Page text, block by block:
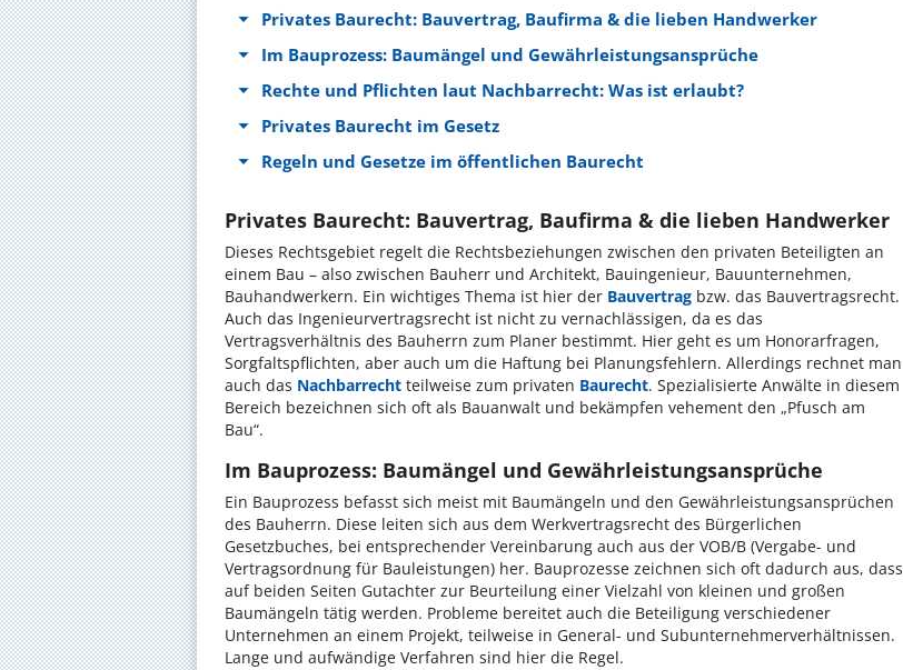
Privates Baurecht: Bauvertrag, Baufirma & die lieben Handwerker
Im Bauprozess: Baumängel und Gewährleistungsansprüche
Rechte und Pflichten laut Nachbarrecht: Was ist erlaubt?
Privates Baurecht im Gesetz
Regeln und Gesetze im öffentlichen Baurecht
Privates Baurecht: Bauvertrag, Baufirma & die lieben Handwerker
Dieses Rechtsgebiet regelt die Rechtsbeziehungen zwischen den privaten Beteiligten an
einem Bau – also zwischen Bauherr und Architekt, Bauingenieur, Bauunternehmen,
Bauhandwerkern. Ein wichtiges Thema ist hier der Bauvertrag bzw. das Bauvertragsrecht.
Auch das Ingenieurvertragsrecht ist nicht zu vernachlässigen, da es das
Vertragsverhältnis des Bauherrn zum Planer bestimmt. Hier geht es um Honorarfragen,
Sorgfaltspflichten, aber auch um die Haftung bei Planungsfehlern. Allerdings rechnet man
auch das Nachbarrecht teilweise zum privaten Baurecht. Spezialisierte Anwälte in diesem
Bereich bezeichnen sich oft als Bauanwalt und bekämpfen vehement den „Pfusch am
Bau“.
Im Bauprozess: Baumängel und Gewährleistungsansprüche
Ein Bauprozess befasst sich meist mit Baumängeln und den Gewährleistungsansprüchen
des Bauherrn. Diese leiten sich aus dem Werkvertragsrecht des Bürgerlichen
Gesetzbuches, bei entsprechender Vereinbarung auch aus der VOB/B (Vergabe- und
Vertragsordnung für Bauleistungen) her. Bauprozesse zeichnen sich oft dadurch aus, dass
auf beiden Seiten Gutachter zur Beurteilung einer Vielzahl von kleinen und großen
Baumängeln tätig werden. Probleme bereitet auch die Beteiligung verschiedener
Unternehmen an einem Projekt, teilweise in General- und Subunternehmerverhältnissen.
Lange und aufwändige Verfahren sind hier die Regel.